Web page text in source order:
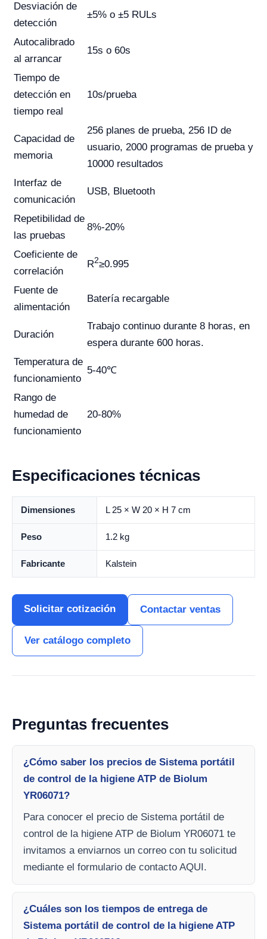
Desviación de
detección
±5% o ±5 RULs
Autocalibrado
al arrancar
15s o 60s
Tiempo de
detección en
tiempo real
10s/prueba
Capacidad de
memoria
256 planes de prueba, 256 ID de
usuario, 2000 programas de prueba y
10000 resultados
Interfaz de
comunicación
USB, Bluetooth
Repetibilidad de
las pruebas
8%-20%
Coeficiente de
correlación
R2≥0.995
Fuente de
alimentación
Batería recargable
Duración
Trabajo continuo durante 8 horas, en
espera durante 600 horas.
Temperatura de
funcionamiento
5-40℃
Rango de
humedad de
funcionamiento
20-80%
Especificaciones técnicas
Dimensiones L 25 × W 20 × H 7 cm
Peso 1.2 kg
Fabricante Kalstein
Solicitar cotización Contactar ventas
Ver catálogo completo
Preguntas frecuentes
¿Cómo saber los precios de Sistema portátil
de control de la higiene ATP de Biolum
YR06071?
Para conocer el precio de Sistema portátil de
control de la higiene ATP de Biolum YR06071 te
invitamos a enviarnos un correo con tu solicitud
mediante el formulario de contacto AQUI.
¿Cuáles son los tiempos de entrega de
Sistema portátil de control de la higiene ATP